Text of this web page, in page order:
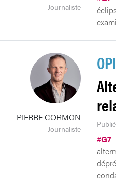
Journaliste
PIERRE CORMON
Journaliste
#G7